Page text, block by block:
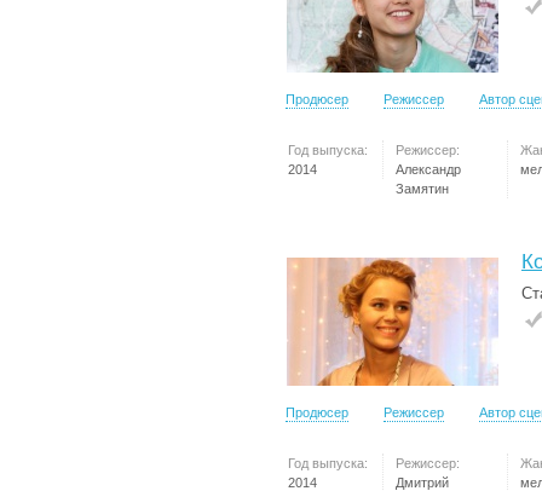
Продюсер Режиссер Автор
Год выпуска:
2014
Режиссер:
Александр
Замятин
Продюсер Режиссер Автор
Год выпуска:
2014
Режиссер:
Дмитрий